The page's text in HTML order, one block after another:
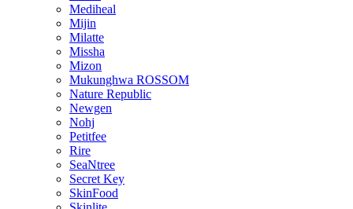
Mediheal
Mijin
Milatte
Missha
Mizon
Mukunghwa ROSSOM
Nature Republic
Newgen
Nohj
Petitfee
Rire
SeaNtree
Secret Key
SkinFood